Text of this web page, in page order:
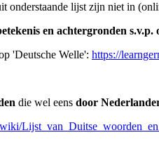
onderstaande lijst zijn niet in
en achtergronden
'Deutsche Welle': https://
die wel eens door